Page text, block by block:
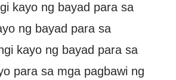
kayo ng bayad para sa
ng bayad para sa
kayo ng bayad para sa
para sa mga pagbawi ng